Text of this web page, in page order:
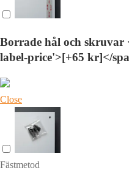
Borrade hål och skruvar
label-price'>[+65 kr]</
Close
Fästmetod